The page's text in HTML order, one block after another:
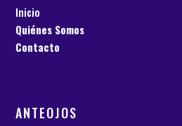
Inicio
Quiénes Somos
Contacto
ANTEOJOS